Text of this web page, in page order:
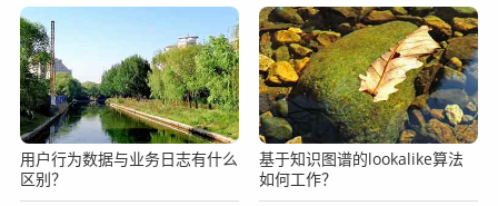
用户行为数据与业务日志有什么
区别？
基于知识图谱的lookalike算法
如何工作？